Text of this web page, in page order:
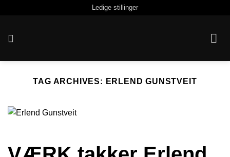
Ledige stillinger
TAG ARCHIVES: ERLEND GUNSTVEIT